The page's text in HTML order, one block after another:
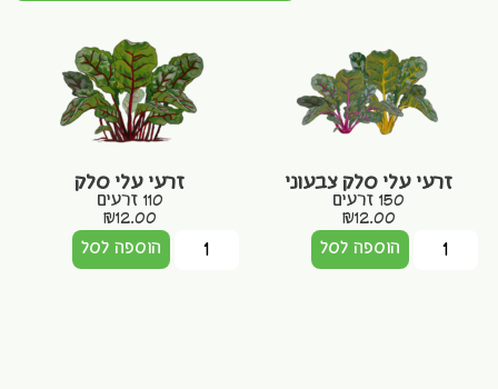
זרעי עלי סלק צבעוני
150 זרעים
₪12.00
הוספה לסל
זרעי עלי סלק
110 זרעים
₪12.00
הוספה לסל